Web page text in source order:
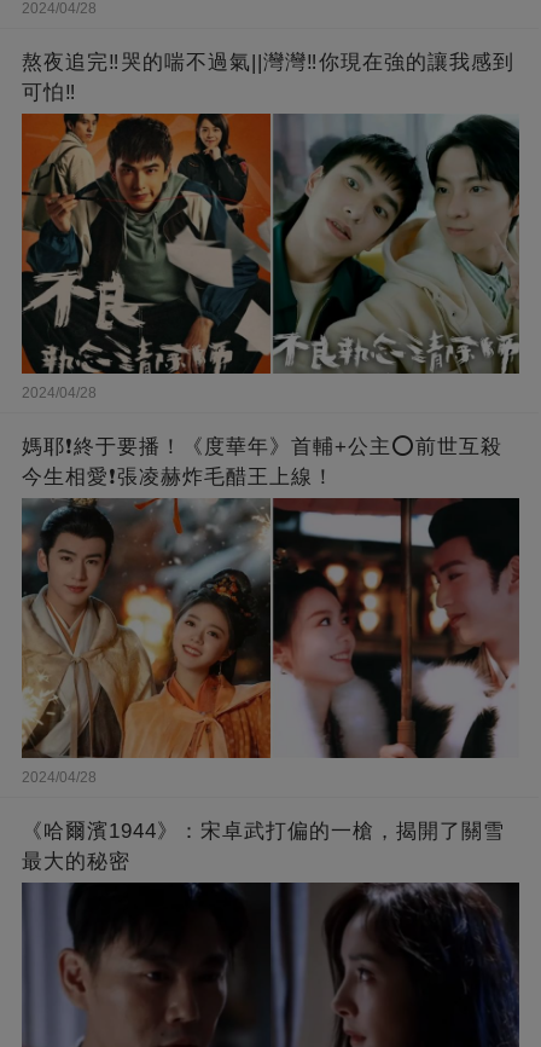
2024/04/28
熬夜追完‼️哭的喘不過氣||灣灣‼️你現在強的讓我感到
可怕‼️
2024/04/28
媽耶❗️終于要播！《度華年》首輔+公主⭕前世互殺
今生相愛❗張凌赫炸毛醋王上線！
2024/04/28
《哈爾濱1944》：宋卓武打偏的一槍，揭開了關雪
最大的秘密